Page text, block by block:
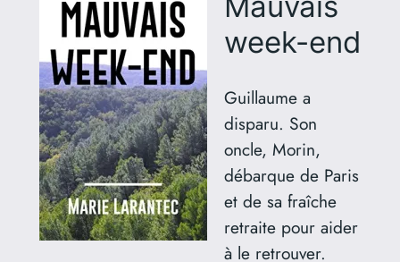
week-end
Guillaume a
disparu. Son
oncle, Morin,
débarque de Paris
et de sa fraîche
retraite pour aider
à le retrouver.